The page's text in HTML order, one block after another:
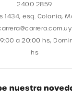
2400 2859
1434, esq. Colonia,
a 20:00 hs,
hs
nuestra